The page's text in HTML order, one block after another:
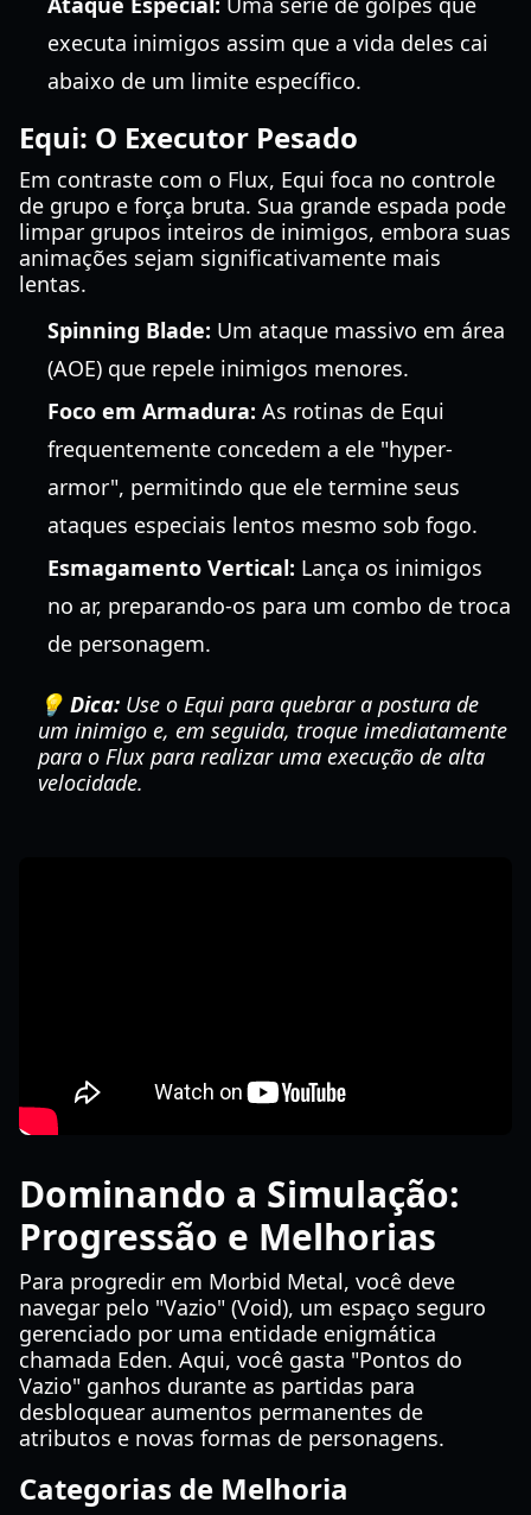
executa inimigos assim que a vida deles cai
abaixo de um limite específico.
Equi: O Executor Pesado
Em contraste com o Flux, Equi foca no controle
de grupo e força bruta. Sua grande espada pode
limpar grupos inteiros de inimigos, embora suas
animações sejam significativamente mais
lentas.
Spinning Blade: Um ataque massivo em área
(AOE) que repele inimigos menores.
Foco em Armadura: As rotinas de Equi
frequentemente concedem a ele "hyper-
armor", permitindo que ele termine seus
ataques especiais lentos mesmo sob fogo.
Esmagamento Vertical: Lança os inimigos
no ar, preparando-os para um combo de troca
de personagem.
💡 Dica: Use o Equi para quebrar a postura de
um inimigo e, em seguida, troque imediatamente
para o Flux para realizar uma execução de alta
velocidade.
Dominando a Simulação:
Progressão e Melhorias
Para progredir em Morbid Metal, você deve
navegar pelo "Vazio" (Void), um espaço seguro
gerenciado por uma entidade enigmática
chamada Eden. Aqui, você gasta "Pontos do
Vazio" ganhos durante as partidas para
desbloquear aumentos permanentes de
atributos e novas formas de personagens.
Categorias de Melhoria